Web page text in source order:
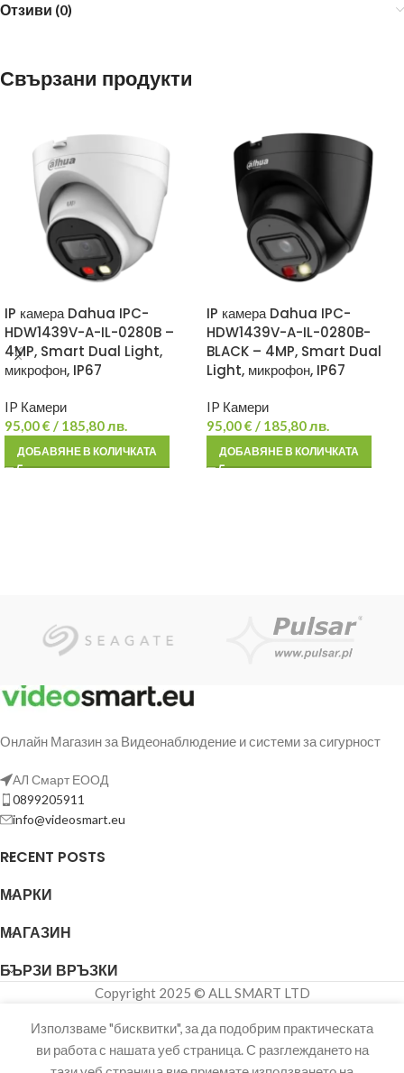
Отзиви (0)
Свързани продукти
IP камера Dahua IPC-
HDW1439V-A-IL-0280B –
4MP, Smart Dual Light,
микрофон, IP67
IP Камери
95,00€ / 185,80 лв.
ДОБАВЯНЕ В КОЛИЧКАТА
IP камера Dahua IPC-
HDW1439V-A-IL-0280B-
BLACK – 4MP, Smart Dual
Light, микрофон, IP67
IP Камери
95,00€ / 185,80 лв.
ДОБАВЯНЕ В КОЛИЧКАТА
Онлайн Магазин за Видеонаблюдение и системи за сигурност
АЛ Смарт ЕООД
0899205911
info@videosmart.eu
RECENT POSTS
МАРКИ
МАГАЗИН
БЪРЗИ ВРЪЗКИ
Copyright 2025 © ALL SMART LTD
Използваме "бисквитки", за да подобрим практическата
ви работа с нашата уеб страница. С разглеждането на
IP
камера
Dahua
0280B –
5MP,
59,00 €/
115,39 лв.
- + ДОБАВЯНЕ